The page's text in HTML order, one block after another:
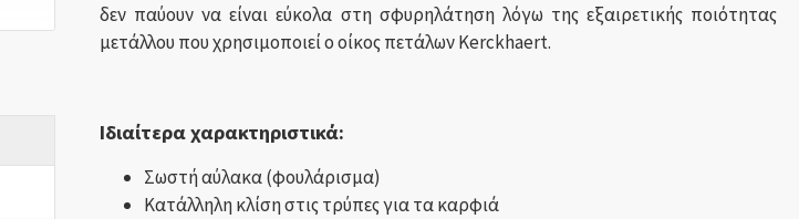
δεν παύουν να είναι εύκολα στη σφυρηλάτηση λόγω της εξαιρετικής ποιότητας
μετάλλου που χρησιμοποιεί ο οίκος πετάλων Kerckhaert.
Ιδιαίτερα χαρακτηριστικά:
Σωστή αύλακα (φουλάρισμα)
Κατάλληλη κλίση στις τρύπες για τα καρφιά